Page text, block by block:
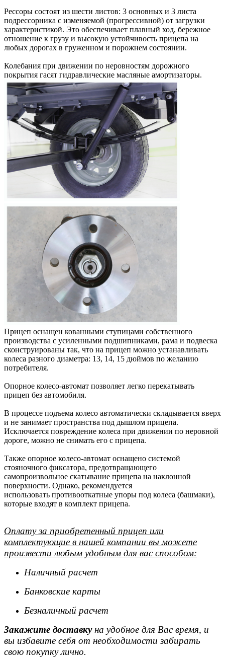
Рессоры состоят из шести листов: 3 основных и 3 листа
подрессорника с изменяемой (прогрессивной) от загрузки
характеристикой. Это обеспечивает плавный ход, бережное
отношение к грузу и высокую устойчивость прицепа на
любых дорогах в груженном и порожнем состоянии.
Колебания при движении по неровностям дорожного
покрытия гасят гидравлические масляные амортизаторы.
Прицеп оснащен кованными ступицами собственного
производства с усиленными подшипниками, рама и подвеска
сконструированы так, что на прицеп можно устанавливать
колеса разного диаметра: 13, 14, 15 дюймов по желанию
потребителя.
Опорное колесо-автомат позволяет легко перекатывать
прицеп без автомобиля.
В процессе подъема колесо автоматически складывается вверх
и не занимает пространства под дышлом прицепа.
Исключается повреждение колеса при движении по неровной
дороге, можно не снимать его с прицепа.
Также опорное колесо-автомат оснащено системой
стояночного фиксатора, предотвращающего
самопроизвольное скатывание прицепа на наклонной
поверхности. Однако, рекомендуется
использовать противооткатные упоры под колеса (башмаки),
которые входят в комплект прицепа.
Оплату за приобретенный прицеп или
комплектующие в нашей компании вы можете
произвести любым удобным для вас способом:
Наличный расчет
Банковские карты
Безналичный расчет
Закажите доставкуна удобное для Вас время, и
вы избавите себя от необходимости забирать
свою покупку лично.